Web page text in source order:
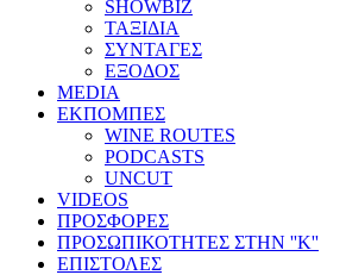
SHOWBIZ
ΤΑΞΙΔΙΑ
ΣΥΝΤΑΓΕΣ
ΕΞΟΔΟΣ
MEDIA
ΕΚΠΟΜΠΕΣ
WINE ROUTES
PODCASTS
UNCUT
VIDEOS
ΠΡΟΣΦΟΡΕΣ
ΠΡΟΣΩΠΙΚΟΤΗΤΕΣ ΣΤΗΝ ''Κ''
ΕΠΙΣΤΟΛΕΣ